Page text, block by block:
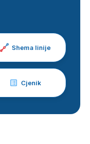
Shema linije
Cjenik